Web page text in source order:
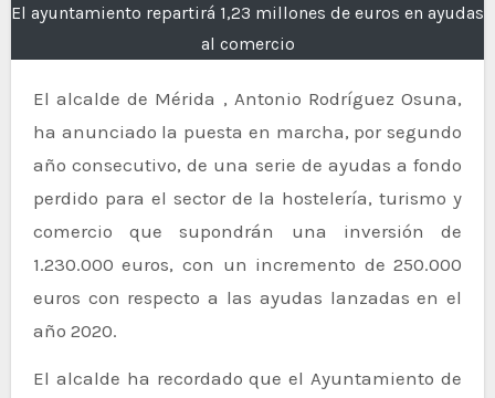
El ayuntamiento repartirá 1,23 millones de euros en ayudas
al comercio
El alcalde de Mérida , Antonio Rodríguez Osuna,
ha anunciado la puesta en marcha, por segundo
año consecutivo, de una serie de ayudas a fondo
perdido para el sector de la hostelería, turismo y
comercio que supondrán una inversión de
1.230.000 euros, con un incremento de 250.000
euros con respecto a las ayudas lanzadas en el
año 2020.
El alcalde ha recordado que el Ayuntamiento de